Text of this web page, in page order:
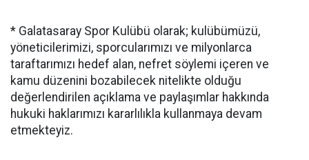
* Galatasaray Spor Kulübü olarak; kulübümüzü,
yöneticilerimizi, sporcularımızı ve milyonlarca
taraftarımızı hedef alan, nefret söylemi içeren ve
kamu düzenini bozabilecek nitelikte olduğu
değerlendirilen açıklama ve paylaşımlar hakkında
hukuki haklarımızı kararlılıkla kullanmaya devam
etmekteyiz.